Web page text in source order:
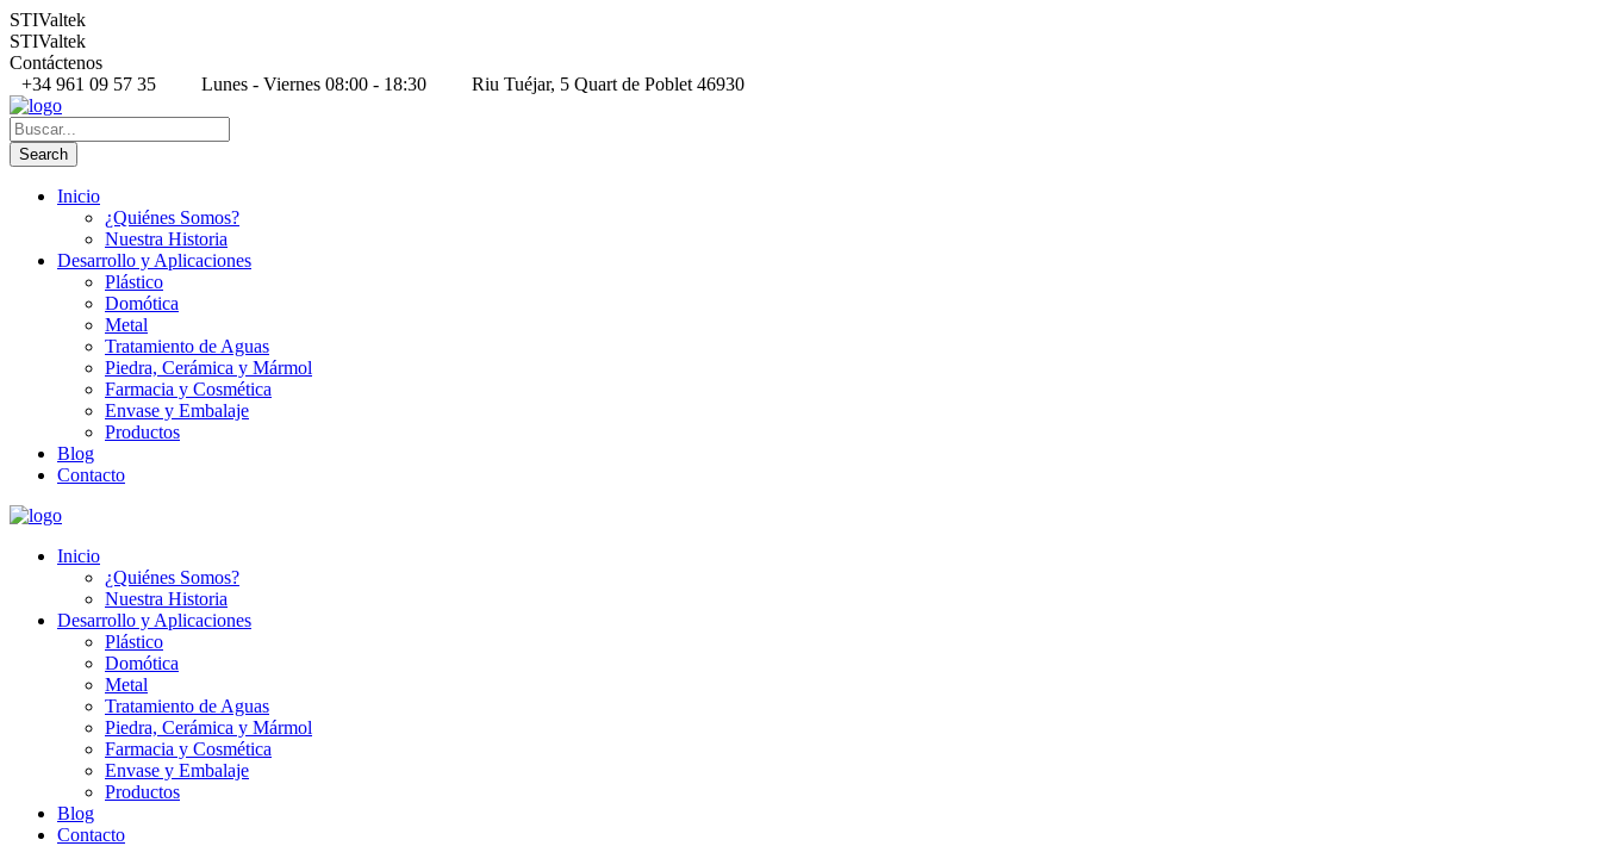
STIValtek
STIValtek
Contáctenos
+34 961 09 57 35
Lunes - Viernes 08:00 - 18:30 Riu Tuéjar, 5 Quart de Poblet 46930
Inicio
¿Quiénes Somos?
Nuestra Historia
Desarrollo y Aplicaciones
Plástico
Domótica
Metal
Tratamiento de Aguas
Piedra, Cerámica y Mármol
Farmacia y Cosmética
Envase y Embalaje
Productos
Blog
Contacto
Inicio
¿Quiénes Somos?
Nuestra Historia
Desarrollo y Aplicaciones
Plástico
Domótica
Metal
Tratamiento de Aguas
Piedra, Cerámica y Mármol
Farmacia y Cosmética
Envase y Embalaje
Productos
Blog
Contacto